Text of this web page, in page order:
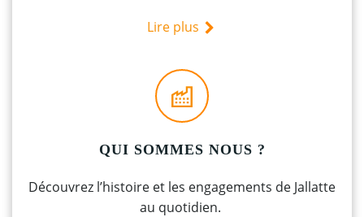
Lire plus
QUI SOMMES NOUS ?
Découvrez l’histoire et les engagements de Jallatte
au quotidien.